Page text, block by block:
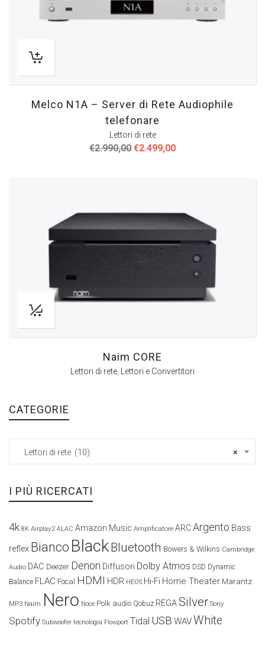
Melco N1A – Server di Rete Audiophile
telefonare
Lettori di rete
€2.990,00 Il
€2.499,00Il
Naim CORE
Lettori di rete Lettori e Convertitori
CATEGORIE
×
Lettori di rete (10)
I PIÙ RICERCATI
4k 8K Airplay2 ALAC Amazon Music Amplificatore ARCArgento Bass
reflex Bianco BlackBluetooth Bowers & Wilkins Cambridge
Audio DAC Deezer Denon Diffusori Dolby Atmos DSD Dynamic
Balance FLAC Focal HDMI HDR HEOS Hi-Fi Home Theater Marantz
MP3 Naim Nero Noce Polk audio Qobuz REGASilver Sony
Spotify Subwoofer tecnologia Flowport Tidal USB WAVWhite